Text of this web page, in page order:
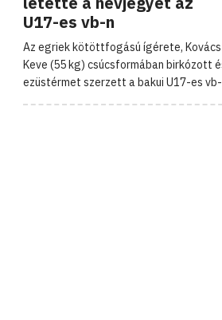
U17-es vb-n
Az egriek kötöttfogású ígérete, Kovács
Keve (55 kg) csúcsformában birkózott
ezüstérmet szerzett a bakui U17-es